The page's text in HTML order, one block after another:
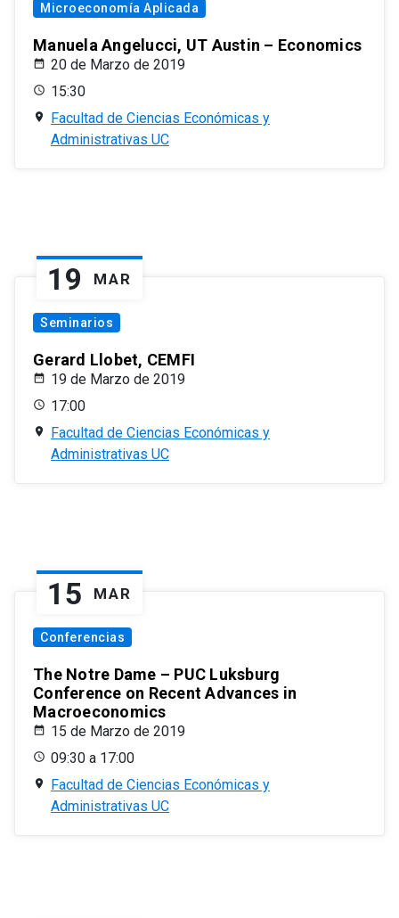
Microeconomía Aplicada
Manuela Angelucci, UT Austin – Economics
20 de Marzo de 2019
15:30
Facultad de Ciencias Económicas y
Administrativas UC
19 MAR
Seminarios
Gerard Llobet, CEMFI
19 de Marzo de 2019
17:00
Facultad de Ciencias Económicas y
Administrativas UC
15 MAR
Conferencias
The Notre Dame – PUC Luksburg
Conference on Recent Advances in
Macroeconomics
15 de Marzo de 2019
09:30 a 17:00
Facultad de Ciencias Económicas y
Administrativas UC